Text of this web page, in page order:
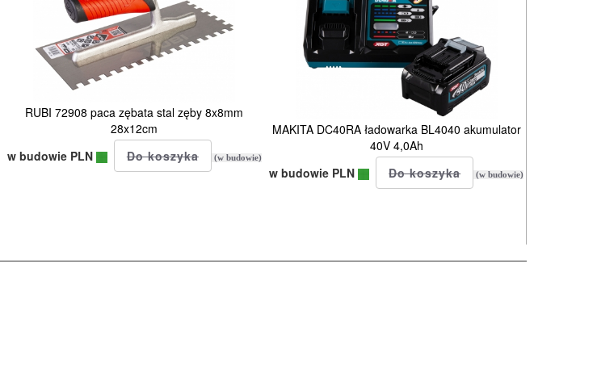
RUBI 72908 paca zębata stal zęby 8x8mm
28x12cm
w budowie PLN
(w budowie)
MAKITA DC40RA ładowarka BL4040 akumulator
40V 4,0Ah
w budowie PLN
(w budowie)